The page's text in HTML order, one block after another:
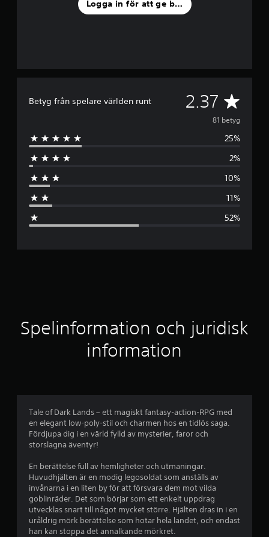
Logga in för att ge betyg
Betyg från spelare världen runt 2.37 G
e
n
s
i
l
b
e
y
p
81 betyg
25%
2%
10%
11%
52%
Spelinformation och juridisk
information
Tale of Dark Lands – ett magiskt fantasy-action-RPG med
en elegant low-poly-stil och charmen hos en tidlös saga.
Fördjupa dig i en värld fylld av mysterier, faror och
storslagna äventyr!
En berättelse full av hemligheter och utmaningar.
Huvudhjälten är en modig legosoldat som anställs av
invånarna i en liten by för att försvara dem mot vilda
goblinräder. Det som börjar som ett enkelt uppdrag
utvecklas snart till något mycket större. Hjälten dras in i en
uråldrig mörk berättelse som hotar hela landet, och endast
han kan stoppa det annalkande mörkret.